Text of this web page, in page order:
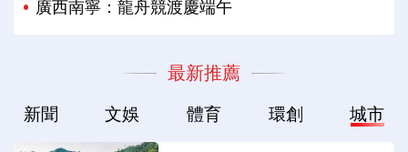
廣西南寧：龍舟競渡慶端午
最新推薦
新聞 文娛 體育 環創 城市